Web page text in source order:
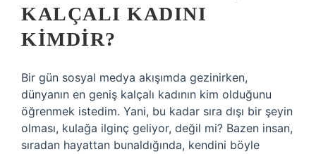
KALÇALI KADINI
KIMDIR?
Bir gün sosyal medya akışımda gezinirken,
dünyanın en geniş kalçalı kadının kim olduğunu
öğrenmek istedim. Yani, bu kadar sıra dışı bir şeyin
olması, kulağa ilginç geliyor, değil mi? Bazen insan,
sıradan hayattan bunaldığında, kendini böyle